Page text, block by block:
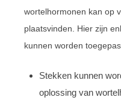
wortelhormonen kan op
plaatsvinden. Hier zijn
kunnen worden
Stekken kunnen
oplossing van